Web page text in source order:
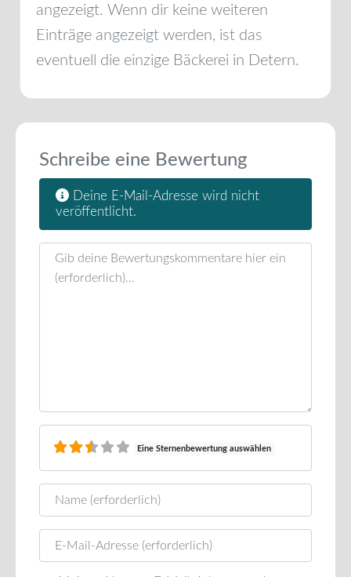
angezeigt. Wenn dir keine weiteren
Einträge angezeigt werden, ist das
eventuell die einzige Bäckerei in Detern.
Schreibe eine Bewertung
Deine E-Mail-Adresse wird nicht
veröffentlicht.
Rezensionstext
Eine Sternenbewertung auswählen
Name
E-Mail